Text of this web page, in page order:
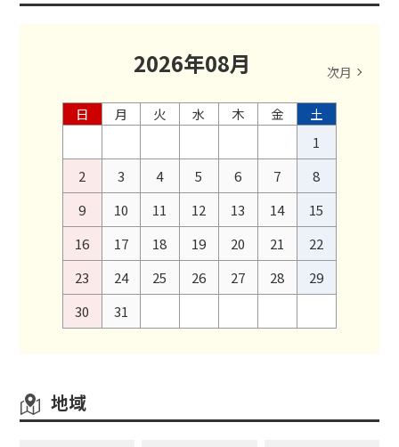
2026年08月 次月
日 月 火 水 木 金
土
1
2
3 4 5 6 7
8
9
10 11 12 13 14
15
16
17 18 19 20 21
22
23
24 25 26 27 28
29
30
31
地域